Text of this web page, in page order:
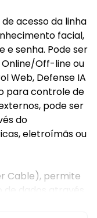
acesso da linha
facial,
e senha. Pode ser
Online/Off-line ou
Web, Defense IA
para controle de
pode ser
do
eletroímãs ou
Cable), permite
dados através